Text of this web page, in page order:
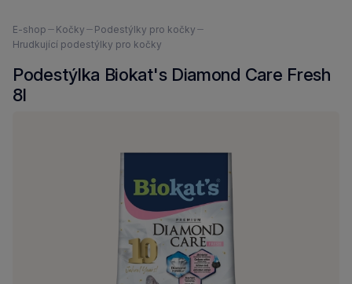
Nacházíte
se
E-shop Kočky
Podestýlky pro kočky
Hrudkující podestýlky pro kočky
Podestýlka Biokat's Diamond Care Fresh
8l